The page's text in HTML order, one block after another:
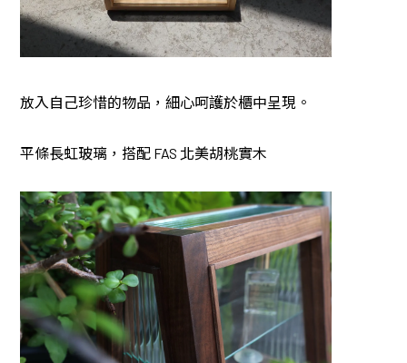
放入自己珍惜的物品，細心呵護於櫃中呈現。
平條長虹玻璃，搭配 FAS 北美胡桃實木